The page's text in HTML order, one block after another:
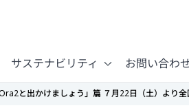
サステナビリティ お問い合わ
と出かけましょう」篇 ７月22日（土）より全